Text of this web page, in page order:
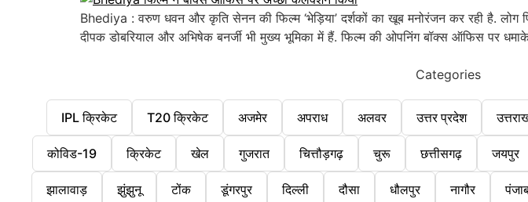
Bhediya : वरुण धवन और कृति सेनन की फिल्म ‘भेड़िया’ दर्शकों का खूब मनोरंजन कर रही है.
दीपक डोबरियाल और अभिषेक बनर्जी भी मुख्य भूमिका में हैं. फिल्म की ओपनिंग बॉक्स ऑफिस पर
Categories
IPL क्रिकेट T20 क्रिकेट अजमेर अपराध अलवर उत्तर प्रदेश
कोविड-19 क्रिकेट खेल गुजरात चित्तौड़गढ़ चुरू छत्तीसगढ़ जयपुर
झालावाड़ झुंझुनू टोंक डूंगरपुर दिल्ली दौसा धौलपुर नागौर